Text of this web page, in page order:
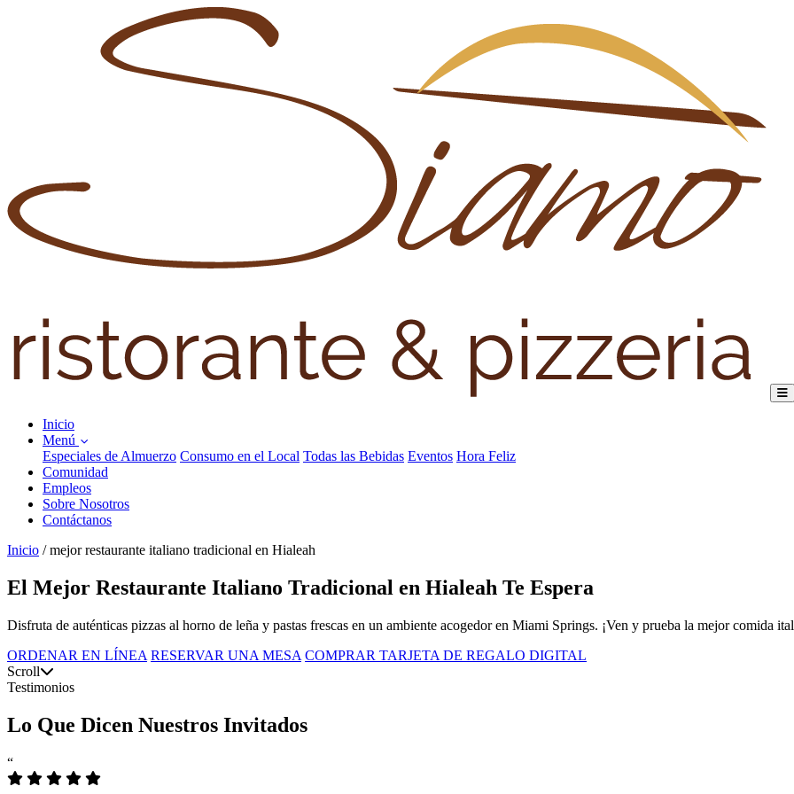
Inicio
Menú
Especiales de Almuerzo Consumo en el Local Todas las Bebidas Eventos Hora Feliz
Comunidad
Empleos
Sobre Nosotros
Contáctanos
Inicio / mejor restaurante italiano tradicional en Hialeah
El Mejor Restaurante Italiano Tradicional en Hialeah Te Espera
Disfruta de auténticas pizzas al horno de leña y pastas frescas en un ambiente acogedor en Miami Springs. ¡Ven y prueba la mejor comida
ORDENAR EN LÍNEA RESERVAR UNA MESA COMPRAR TARJETA DE REGALO DIGITAL
Scroll
Testimonios
Lo Que Dicen Nuestros Invitados
“